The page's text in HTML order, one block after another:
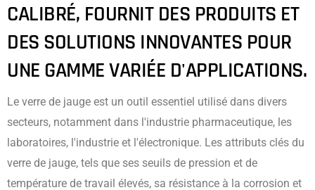
CALIBRÉ, FOURNIT DES PRODUITS ET
DES SOLUTIONS INNOVANTES POUR
UNE GAMME VARIÉE D'APPLICATIONS.
Le verre de jauge est un outil essentiel utilisé dans divers
secteurs, notamment dans l'industrie pharmaceutique, les
laboratoires, l'industrie et l'électronique. Les attributs clés du
verre de jauge, tels que ses seuils de pression et de
température de travail élevés, sa résistance à la corrosion et